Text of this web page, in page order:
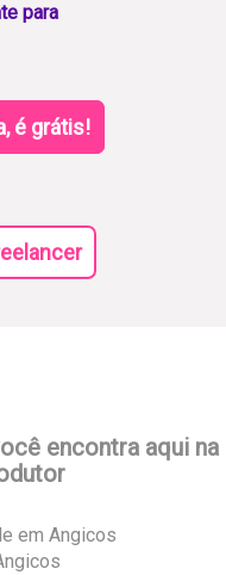
para
é grátis!
encontra aqui na
em Angicos